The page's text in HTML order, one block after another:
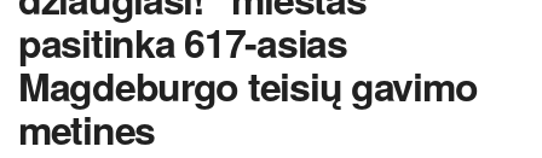
pasitinka 617-asias
Magdeburgo teisių gavimo
metines